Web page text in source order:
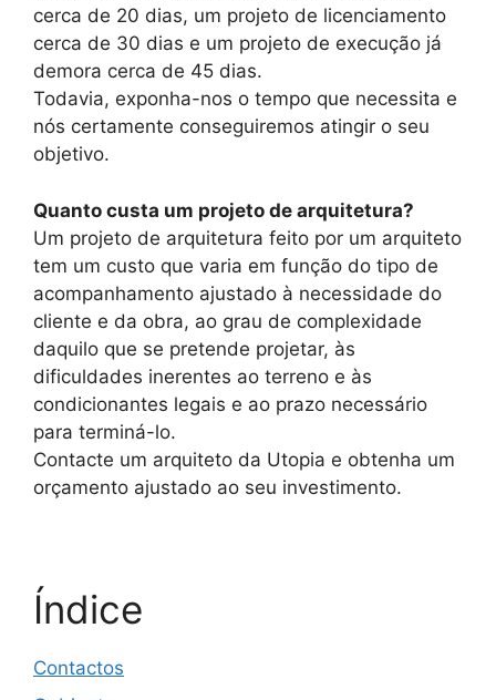
cerca de 20 dias, um projeto de licenciamento
cerca de 30 dias e um projeto de execução já
demora cerca de 45 dias.
Todavia, exponha-nos o tempo que necessita e
nós certamente conseguiremos atingir o seu
objetivo.
Quanto custa um projeto de arquitetura?
Um projeto de arquitetura feito por um arquiteto
tem um custo que varia em função do tipo de
acompanhamento ajustado à necessidade do
cliente e da obra, ao grau de complexidade
daquilo que se pretende projetar, às
dificuldades inerentes ao terreno e às
condicionantes legais e ao prazo necessário
para terminá-lo.
Contacte um arquiteto da Utopia e obtenha um
orçamento ajustado ao seu investimento.
Índice
Contactos